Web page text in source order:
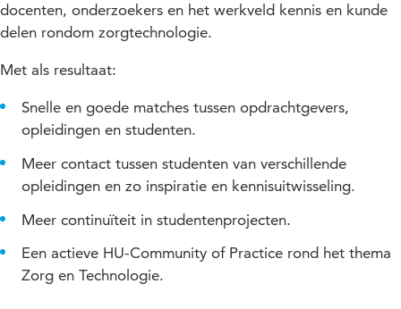
docenten, onderzoekers en het werkveld kennis en kunde
delen rondom zorgtechnologie.
Met als resultaat:
Snelle en goede matches tussen opdrachtgevers,
opleidingen en studenten.
Meer contact tussen studenten van verschillende
opleidingen en zo inspiratie en kennisuitwisseling.
Meer continuïteit in studentenprojecten.
Een actieve HU-Community of Practice rond het thema
Zorg en Technologie.